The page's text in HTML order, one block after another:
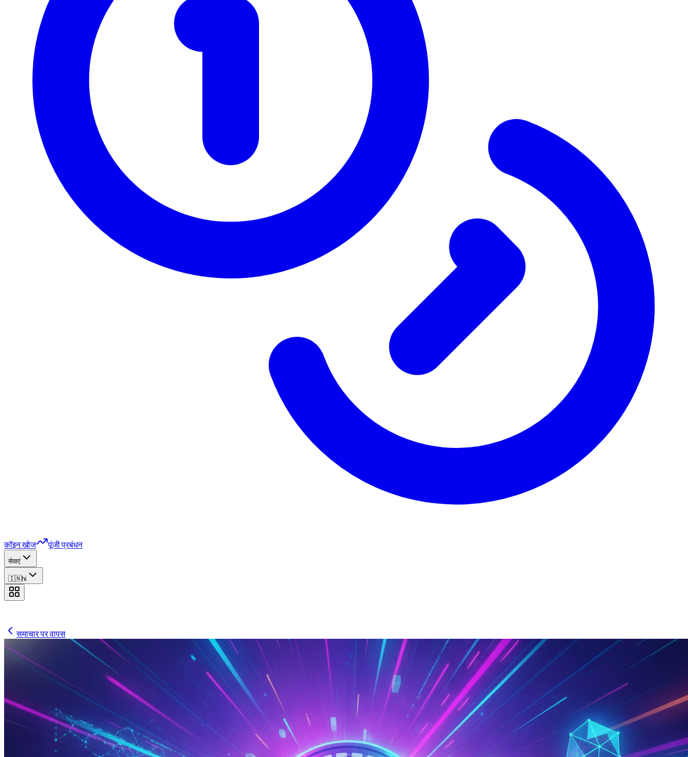
कॉइन खोज पूंजी प्रबंधन
सेवाएं
🇮🇳hi
समाचार पर वापस